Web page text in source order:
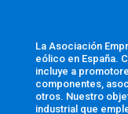
La Asociación
eólico en España.
incluye a
componentes,
otros. Nuestro
industrial que